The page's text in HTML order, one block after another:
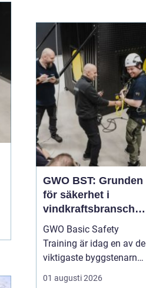
möts. I takt med att
kraven på hållbara
lösningar och hög
produktionssäkerhet ö...
GWO BST: Grunden
för säkerhet i
vindkraftsbransche
n
GWO Basic Safety
Training är idag en av de
viktigaste byggstenarna
för alla som vill arbeta
01 augusti 2026